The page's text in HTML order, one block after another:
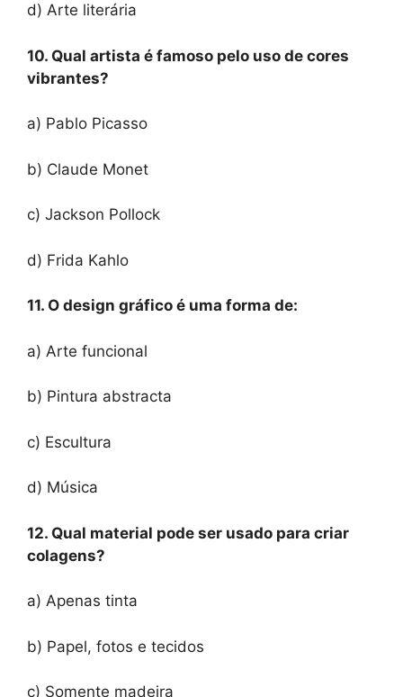
d) Arte literária
10. Qual artista é famoso pelo uso de cores
vibrantes?
a) Pablo Picasso
b) Claude Monet
c) Jackson Pollock
d) Frida Kahlo
11. O design gráfico é uma forma de:
a) Arte funcional
b) Pintura abstracta
c) Escultura
d) Música
12. Qual material pode ser usado para criar
colagens?
a) Apenas tinta
b) Papel, fotos e tecidos
c) Somente madeira